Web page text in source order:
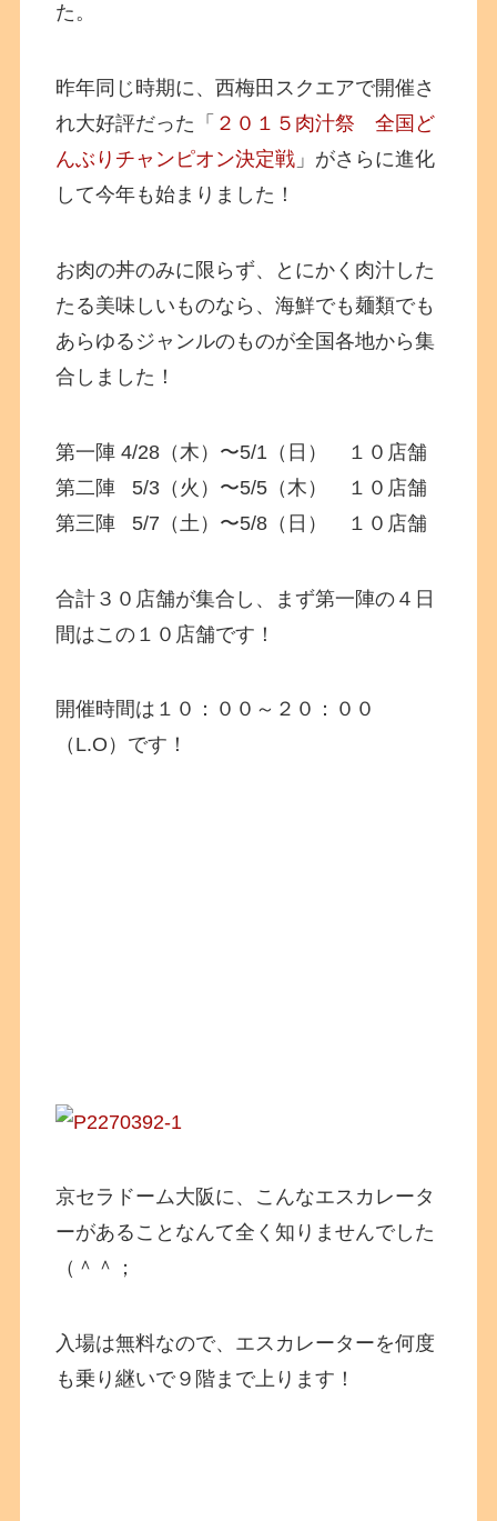
た。
昨年同じ時期に、西梅田スクエアで開催さ
れ大好評だった「 ２０１５肉汁祭 全国ど
んぶりチャンピオン決定戦 」がさらに進化
して今年も始まりました！
お肉の丼のみに限らず、とにかく肉汁した
たる美味しいものなら、海鮮でも麺類でも
あらゆるジャンルのものが全国各地から集
合しました！
第一陣 4/28（木）〜5/1（日） １０店舗
第二陣 5/3（火）〜5/5（木） １０店舗
第三陣 5/7（土）〜5/8（日） １０店舗
合計３０店舗が集合し、まず第一陣の４日
間はこの１０店舗です！
開催時間は１０：００～２０：００
（L.O）です！
京セラドーム大阪に、こんなエスカレータ
ーがあることなんて全く知りませんでした
（＾＾；
入場は無料なので、エスカレーターを何度
も乗り継いで９階まで上ります！